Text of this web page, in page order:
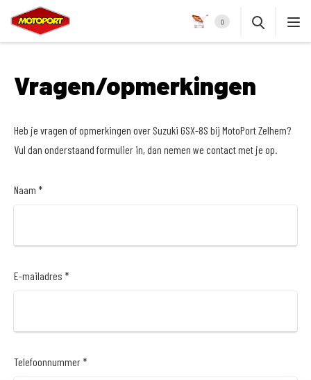
0
Vragen/opmerkingen
Heb je vragen of opmerkingen over Suzuki GSX-8S bij MotoPort Zelhem?
Vul dan onderstaand formulier in, dan nemen we contact met je op.
Naam *
E-mailadres *
Telefoonnummer *